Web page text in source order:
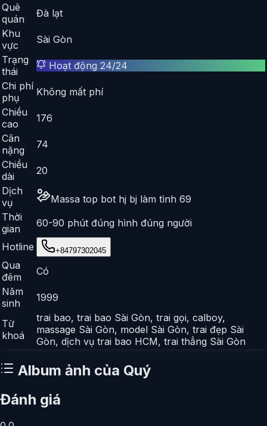
Quê
quán
Đà lạt
Khu
vực
Sài Gòn
Trạng
thái
Hoạt động 24/24
Chi phí
phụ
Không mất phí
Chiều
cao
176
Cân
nặng
74
Chiều
dài
20
Dịch
vụ
Massa top bot hj bj làm tình 69
Thời
gian
60-90 phút đúng hình đúng người
Hotline
+84797302045
Qua
đêm
Có
Năm
sinh
1999
Từ
khoá
trai bao, trai bao Sài Gòn, trai gọi, calboy,
massage Sài Gòn, model Sài Gòn, trai đẹp Sài
Gòn, dịch vụ trai bao HCM, trai thẳng Sài Gòn
Album ảnh của Quý
Đánh giá